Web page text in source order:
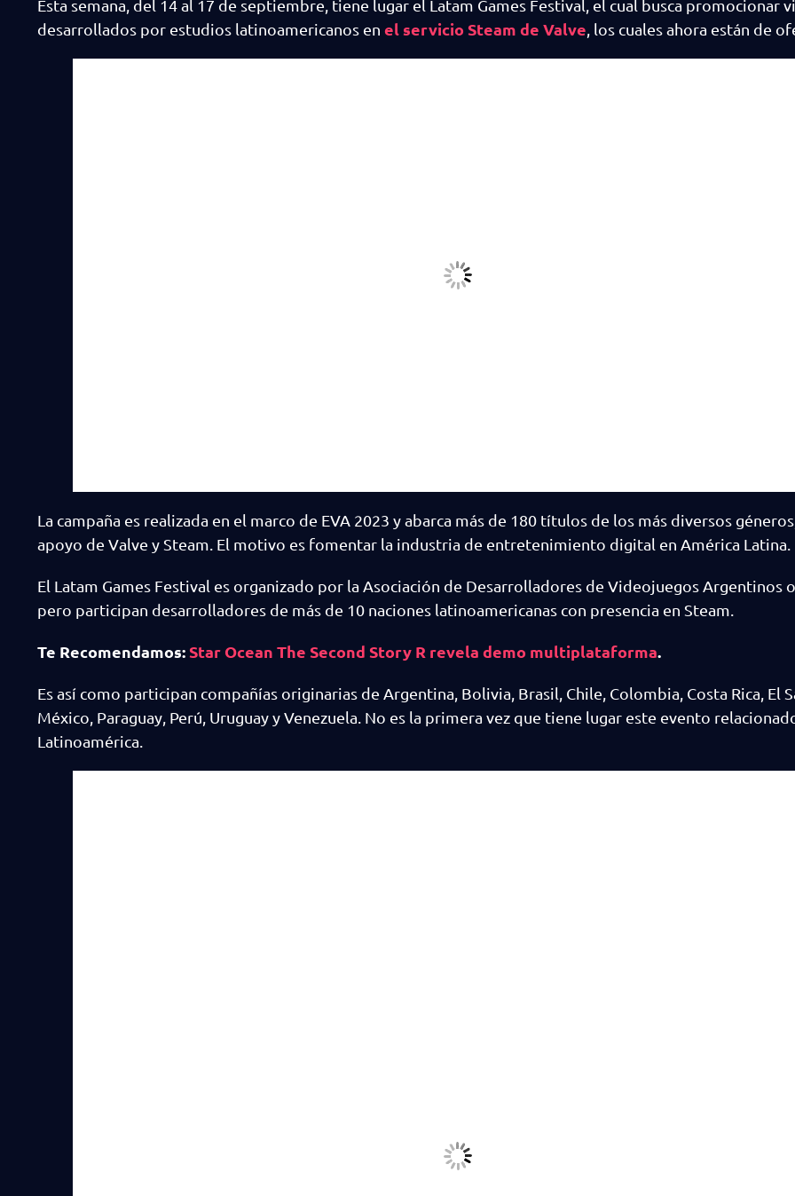
Esta semana, del 14 al 17 de septiembre, tiene lugar el Latam Games Festival, el cual busca promocionar
desarrollados por estudios latinoamericanos en el servicio Steam de Valve , los cuales ahora están de
La campaña es realizada en el marco de EVA 2023 y abarca más de 180 títulos de los más diversos
apoyo de Valve y Steam. El motivo es fomentar la industria de entretenimiento digital en América Latina.
El Latam Games Festival es organizado por la Asociación de Desarrolladores de Videojuegos Argentinos
pero participan desarrolladores de más de 10 naciones latinoamericanas con presencia en Steam.
Te Recomendamos:Star Ocean The Second Story R revela demo multiplataforma.
Es así como participan compañías originarias de Argentina, Bolivia, Brasil, Chile, Colombia, Costa Rica, El
México, Paraguay, Perú, Uruguay y Venezuela. No es la primera vez que tiene lugar este evento
Latinoamérica.